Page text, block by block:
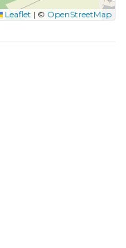
Leaflet | © OpenStreetMap